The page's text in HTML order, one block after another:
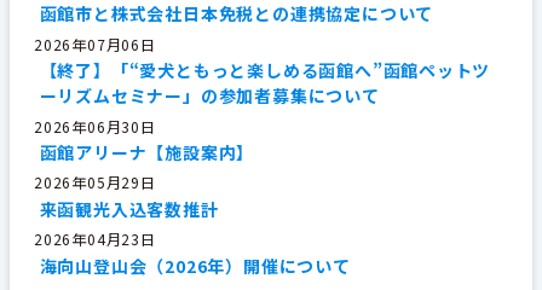
函館市と株式会社日本免税との連携協定について
2026年07月06日
【終了】「“愛犬ともっと楽しめる函館へ”函館ペットツ
ーリズムセミナー」の参加者募集について
2026年06月30日
函館アリーナ【施設案内】
2026年05月29日
来函観光入込客数推計
2026年04月23日
海向山登山会（2026年）開催について